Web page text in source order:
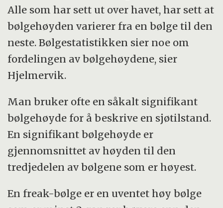
Alle som har sett ut over havet, har sett at
bølgehøyden varierer fra en bølge til den
neste. Bølgestatistikken sier noe om
fordelingen av bølgehøydene, sier
Hjelmervik.
Man bruker ofte en såkalt signifikant
bølgehøyde for å beskrive en sjøtilstand.
En signifikant bølgehøyde er
gjennomsnittet av høyden til den
tredjedelen av bølgene som er høyest.
En freak-bølge er en uventet høy bølge